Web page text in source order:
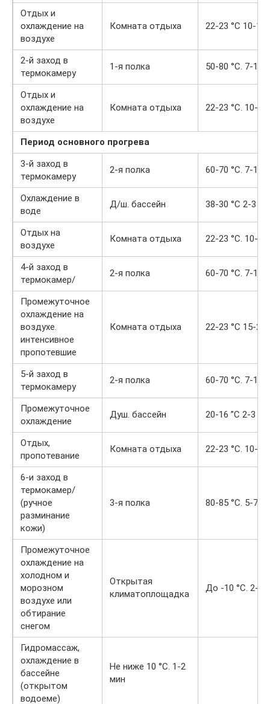
Отдых и
охлаждение на
воздухе
Комната отдыха 22-23 °С 10-15
2-й заход в
термокамеру
1-я полка 50-80 °С. 7-10
Отдых и
охлаждение на
воздухе
Комната отдыха 22-23 °С. 10-
Период основного прогрева
3-й заход в
термокамеру
2-я полка 60-70 °С. 7-10
Охлаждение в
воде
Д/ш. бассейн 38-30 °С 2-3
Отдых на
воздухе
Комната отдыха 22-23 °С. 10-
4-й заход в
термокамер/
2-я полка 60-70 °С. 7-10
Промежуточное
охлаждение на
воздухе.
интенсивное
пропотевшие
Комната отдыха 22-23 °С 15-20
5-й заход в
термокамеру
2-я полка 60-70 °С. 7-10
Промежуточное
охлаждение
Душ. бассейн 20-16 ”С 2-3
Отдых,
пропотевание
Комната отдыха 22-23 °С. 10-
6-и заход в
термокамер/
(ручное
разминание
кожи)
3-я полка 80-85 °С. 5-7
Промежуточное
охлаждение на
холодном и
морозном
воздухе или
обтирание
снегом
Открытая
климатоплощадка
До -10 °С. 2-3
Гидромассаж,
охлаждение в
бассейне
(открытом
водоеме)
Не ниже 10 °С. 1-2
мин